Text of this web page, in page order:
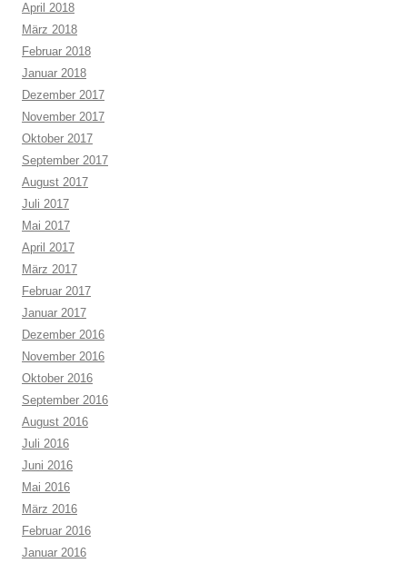
April 2018
März 2018
Februar 2018
Januar 2018
Dezember 2017
November 2017
Oktober 2017
September 2017
August 2017
Juli 2017
Mai 2017
April 2017
März 2017
Februar 2017
Januar 2017
Dezember 2016
November 2016
Oktober 2016
September 2016
August 2016
Juli 2016
Juni 2016
Mai 2016
März 2016
Februar 2016
Januar 2016